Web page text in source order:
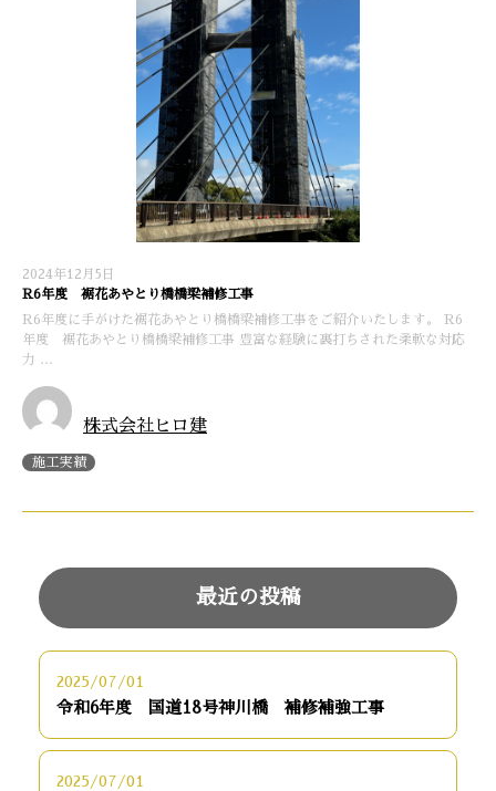
2024年12月5日
R6年度 裾花あやとり橋橋梁補修工事
R6年度に手がけた裾花あやとり橋橋梁補修工事をご紹介いたします。 R6
年度 裾花あやとり橋橋梁補修工事 豊富な経験に裏打ちされた柔軟な対応
力 …
株式会社ヒロ建
施工実績
最近の投稿
2025/07/01
令和6年度 国道18号神川橋 補修補強工事
2025/07/01